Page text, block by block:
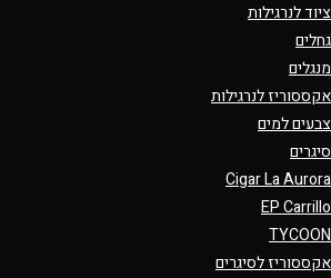
ציוד לנרגילות
גחלים
מנגלים
אקססוריז לנרגילות
צבעים למים
סיגרים
Cigar La Aurora
EP Carrillo
TYCOON
אקססוריז לסיגרים